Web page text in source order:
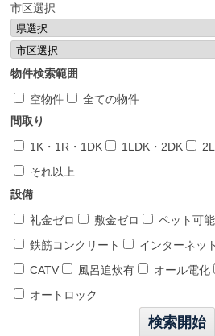
市区選択
物件検索範囲
空物件
全ての物件
間取り
1K・1R・1DK 1LDK・2DK
それ以上
設備
礼金ゼロ 敷金ゼロ ペット可能
鉄筋コンクリート
インターネッ
CATV
風呂追炊有 オール電化
オートロック